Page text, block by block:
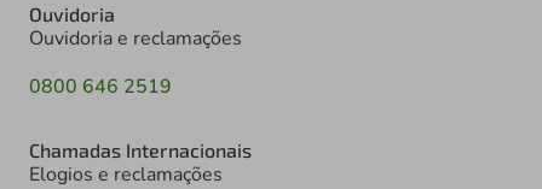
Ouvidoria
Ouvidoria e reclamações
0800 646 2519
Chamadas Internacionais
Elogios e reclamações